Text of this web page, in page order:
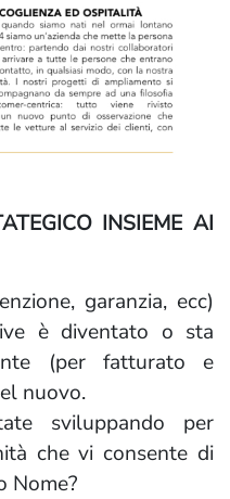
INSIEME AI
garanzia, ecc)
è diventato o sta
(per fatturato e
nuovo.
sviluppando per
che vi consente di
Nome?